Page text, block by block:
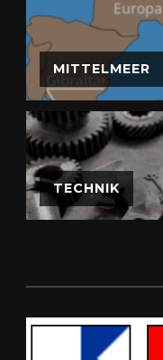
MITTELMEER
TECHNIK